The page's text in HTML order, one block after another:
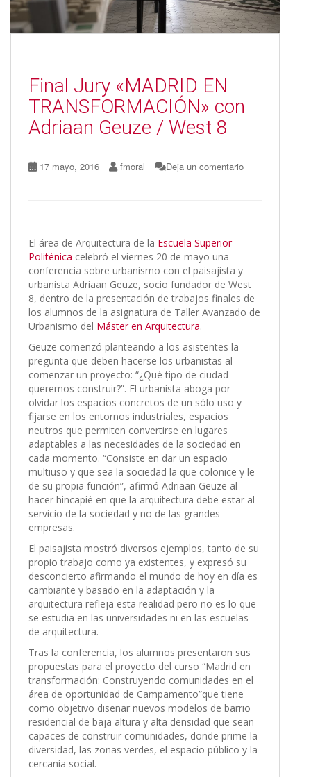
Final Jury «MADRID EN
TRANSFORMACIÓN» con
Adriaan Geuze / West 8
17 mayo, 2016 fmoral Deja un comentario
El área de Arquitectura de la Escuela Superior
Politénica celebró el viernes 20 de mayo una
conferencia sobre urbanismo con el paisajista y
urbanista Adriaan Geuze, socio fundador de West
8, dentro de la presentación de trabajos finales de
los alumnos de la asignatura de Taller Avanzado de
Urbanismo del Máster en Arquitectura.
Geuze comenzó planteando a los asistentes la
pregunta que deben hacerse los urbanistas al
comenzar un proyecto: “¿Qué tipo de ciudad
queremos construir?”. El urbanista aboga por
olvidar los espacios concretos de un sólo uso y
fijarse en los entornos industriales, espacios
neutros que permiten convertirse en lugares
adaptables a las necesidades de la sociedad en
cada momento. “Consiste en dar un espacio
multiuso y que sea la sociedad la que colonice y le
de su propia función”, afirmó Adriaan Geuze al
hacer hincapié en que la arquitectura debe estar al
servicio de la sociedad y no de las grandes
empresas.
El paisajista mostró diversos ejemplos, tanto de su
propio trabajo como ya existentes, y expresó su
desconcierto afirmando el mundo de hoy en día es
cambiante y basado en la adaptación y la
arquitectura refleja esta realidad pero no es lo que
se estudia en las universidades ni en las escuelas
de arquitectura.
Tras la conferencia, los alumnos presentaron sus
propuestas para el proyecto del curso “Madrid en
transformación: Construyendo comunidades en el
área de oportunidad de Campamento”que tiene
como objetivo diseñar nuevos modelos de barrio
residencial de baja altura y alta densidad que sean
capaces de construir comunidades, donde prime la
diversidad, las zonas verdes, el espacio público y la
cercanía social.